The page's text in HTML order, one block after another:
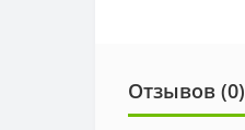
Отзывов (0)